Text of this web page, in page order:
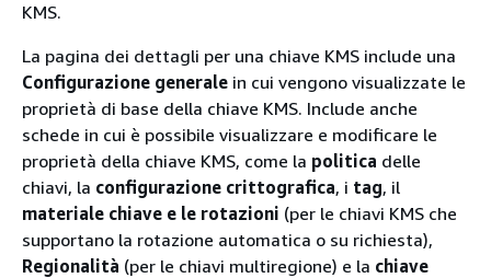
KMS.
La pagina dei dettagli per una chiave KMS include una
Configurazione generale in cui vengono visualizzate le
proprietà di base della chiave KMS. Include anche
schede in cui è possibile visualizzare e modificare le
proprietà della chiave KMS, come la politica delle
chiavi, la configurazione crittografica, i tag, il
materiale chiave e le rotazioni (per le chiavi KMS che
supportano la rotazione automatica o su richiesta),
Regionalità (per le chiavi multiregione) e la chiave